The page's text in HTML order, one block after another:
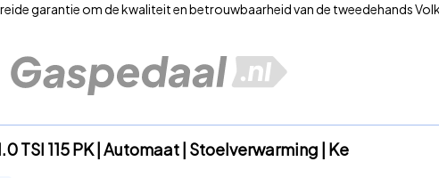
garantie om de kwaliteit en betrouwbaarheid van de tweedehands
TSI 115 PK | Automaat | Stoelverwarming | Ke